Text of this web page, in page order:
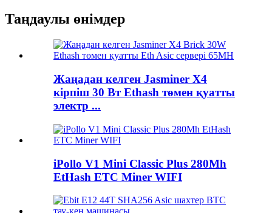
Таңдаулы өнімдер
Жаңадан келген Jasminer X4
кірпіш 30 Вт Ethash төмен қуатты
электр ...
iPollo V1 Mini Classic Plus 280Mh
EtHash ETC Miner WIFI